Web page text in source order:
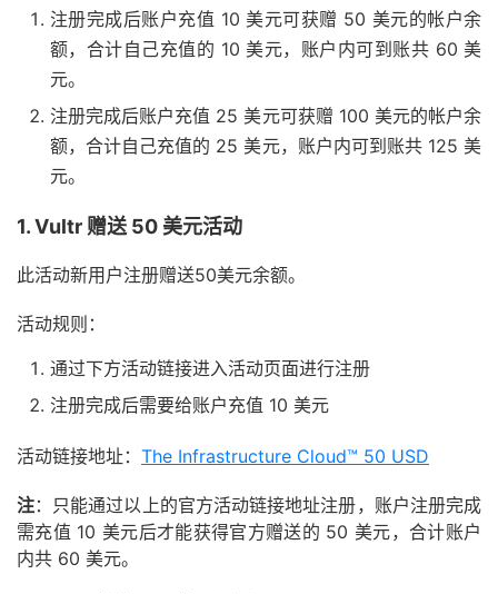
注册完成后账户充值 10 美元可获赠 50 美元的帐户余
额，合计自己充值的 10 美元，账户内可到账共 60 美
元。
注册完成后账户充值 25 美元可获赠 100 美元的帐户余
额，合计自己充值的 25 美元，账户内可到账共 125 美
元。
1. Vultr 赠送 50 美元活动
此活动新用户注册赠送50美元余额。
活动规则：
通过下方活动链接进入活动页面进行注册
注册完成后需要给账户充值 10 美元
活动链接地址： The Infrastructure Cloud™ 50 USD
注：只能通过以上的官方活动链接地址注册，账户注册完成
需充值 10 美元后才能获得官方赠送的 50 美元，合计账户
内共 60 美元。